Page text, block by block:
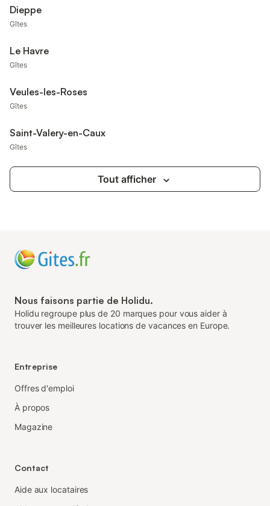
Dieppe
Gîtes
Le Havre
Gîtes
Veules-les-Roses
Gîtes
Saint-Valery-en-Caux
Gîtes
Tout afficher
Nous faisons partie de Holidu.
Holidu regroupe plus de 20 marques pour vous aider à
trouver les meilleures locations de vacances en Europe.
Entreprise
Offres d'emploi
À propos
Magazine
Contact
Aide aux locataires